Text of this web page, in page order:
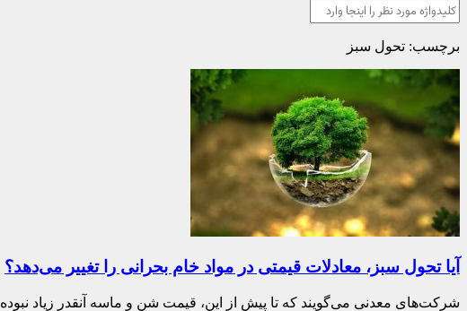
برچسب: تحول سبز
آیا تحول سبز، معادلات قیمتی در مواد خام بحرانی را تغییر می‌دهد؟
شرکت‌های معدنی می‌گویند که تا پیش از این، قیمت شن و ماسه آنقدر زیاد نبوده